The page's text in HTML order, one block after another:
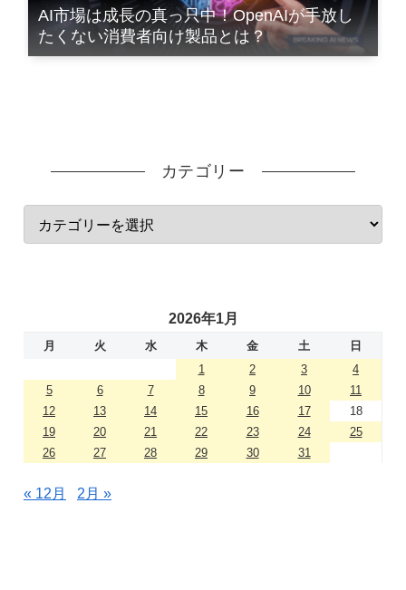
AI市場は成長の真っ只中！OpenAIが手放し
たくない消費者向け製品とは？
カテゴリー
2026年1月
月 火 水 木 金 土
日
1
2 3
4
5
6 7 8 9 10
11
12
13 14 15 16 17
18
19
20 21 22 23 24
25
26
27 28 29 30 31
« 12月 2月 »